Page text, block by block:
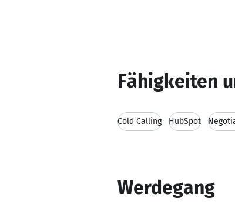
Fähigkeiten
Cold Calling HubSpot
Werdegang